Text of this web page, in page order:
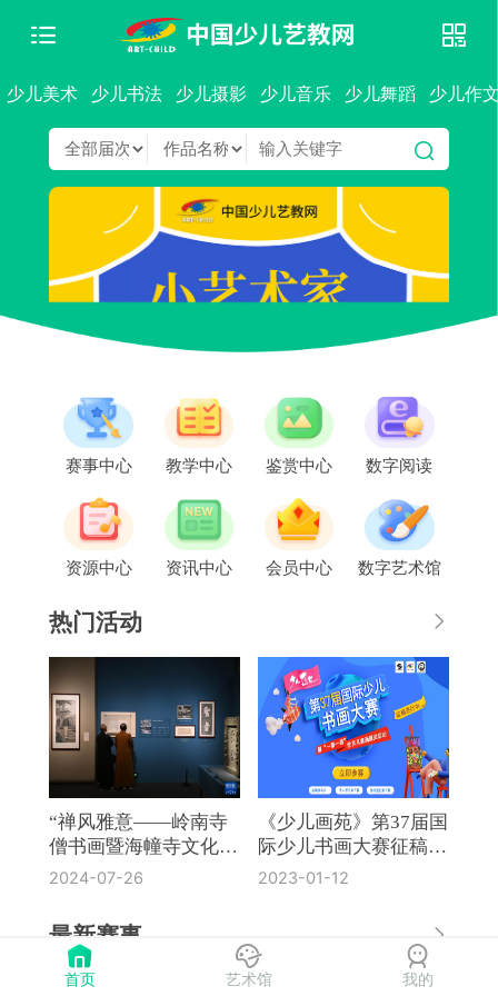
少儿美术 少儿书法 少儿摄影 少儿音乐 少儿舞蹈 少儿作
赛事中心 教学中心 鉴赏中心 数字阅读
资源中心 资讯中心 会员中心 数字艺术馆
热门活动
“禅风雅意——岭南寺
僧书画暨海幢寺文化
展”在国博开幕
2024-07-26
《少儿画苑》第37届国
际少儿书画大赛征稿通
知
2023-01-12
最新赛事
《奔流·小作家》第8届全国中
首页 艺术馆 我的